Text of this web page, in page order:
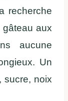
recherche
aux
aucune
Un
sucre, noix